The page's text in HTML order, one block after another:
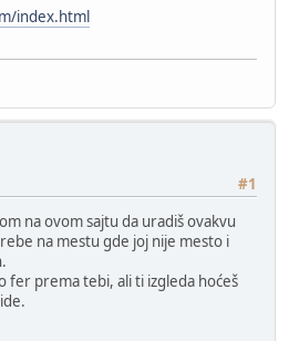
index.html
#1
na ovom sajtu da uradiš ovakvu
na mestu gde joj nije mesto i
fer prema tebi, ali ti izgleda hoćeš